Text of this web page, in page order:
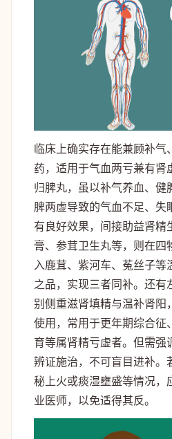
临床上确实存在能兼顾补气
药，适用于气血两亏兼有肾
归脾丸，虽以补气养血、健
脾两虚导致的气血不足、失
有良好效果，间接助益肾精
膏、参茸卫生丸等，则在四
入鹿茸、紫河车、菟丝子等
之品，实现三者同补。还有
别侧重滋肾填精与温补肾阳
使用，常用于更年期综合征
育等属肾精亏虚者。但需强
辨证施治，不可盲目进补。
秘上火或痰湿壅盛等情况，
业医师，以免适得其反。